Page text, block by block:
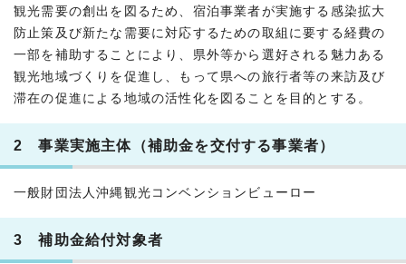
観光需要の創出を図るため、宿泊事業者が実施する感染拡大
防止策及び新たな需要に対応するための取組に要する経費の
一部を補助することにより、県外等から選好される魅力ある
観光地域づくりを促進し、もって県への旅行者等の来訪及び
滞在の促進による地域の活性化を図ることを目的とする。
2 事業実施主体（補助金を交付する事業者）
一般財団法人沖縄観光コンベンションビューロー
3 補助金給付対象者